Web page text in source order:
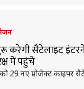
सैटेलाइट
में पहुंचे
29 नए प्रोजेक्ट काइपर